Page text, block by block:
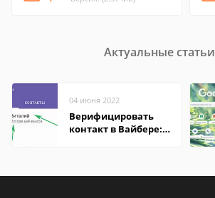
Актуальные статьи
04 июня 2022
Верифицировать
контакт в Вайбере: